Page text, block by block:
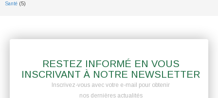
Santé (5)
RESTEZ INFORMÉ EN VOUS
INSCRIVANT À NOTRE NEWSLETTER
Inscrivez-vous avec votre e-mail pour obtenir
nos dernières actualités